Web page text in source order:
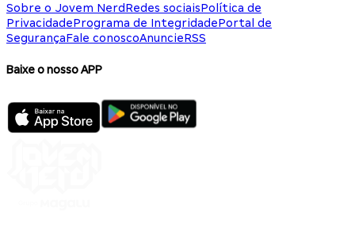
Sobre o Jovem NerdRedes sociaisPolítica de
PrivacidadePrograma de IntegridadePortal de
SegurançaFale conoscoAnuncieRSS
Baixe o nosso APP